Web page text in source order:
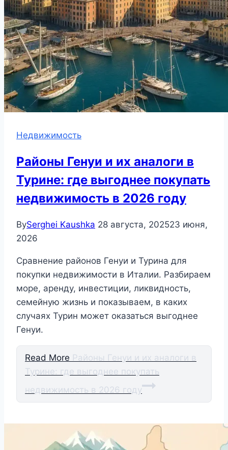
Недвижимость
Районы Генуи и их аналоги в
Турине: где выгоднее покупать
недвижимость в 2026 году
BySerghei Kaushka 28 августа, 202523 июня,
2026
Сравнение районов Генуи и Турина для
покупки недвижимости в Италии. Разбираем
море, аренду, инвестиции, ликвидность,
семейную жизнь и показываем, в каких
случаях Турин может оказаться выгоднее
Генуи.
Read More Районы Генуи и их аналоги в
Турине: где выгоднее покупать
недвижимость в 2026 году